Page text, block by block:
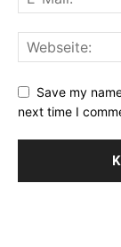
Save my
next time I